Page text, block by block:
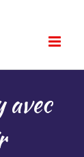
avec